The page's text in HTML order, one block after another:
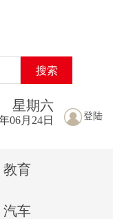
搜索
登陆
星期六
06月24日
教育
汽车